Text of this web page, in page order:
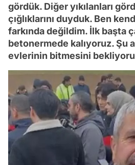
gördük. Diğer yıkılanları
çığlıklarını duyduk. Ben
farkında değildim. İlk başta
betonermede kalıyoruz. Şu
evlerinin bitmesini